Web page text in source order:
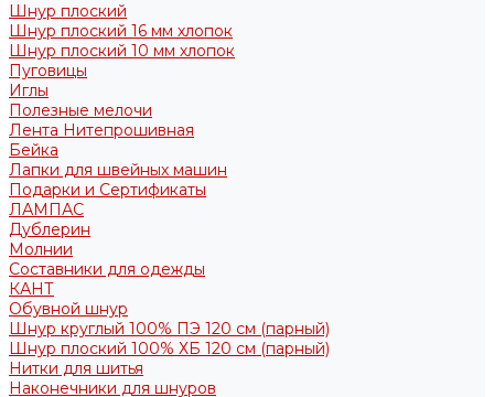
Шнур плоский
Шнур плоский 16 мм хлопок
Шнур плоский 10 мм хлопок
Пуговицы
Иглы
Полезные мелочи
Лента Нитепрошивная
Бейка
Лапки для швейных машин
Подарки и Сертификаты
ЛАМПАС
Дублерин
Молнии
Составники для одежды
КАНТ
Обувной шнур
Шнур круглый 100% ПЭ 120 см (парный)
Шнур плоский 100% ХБ 120 см (парный)
Нитки для шитья
Наконечники для шнуров